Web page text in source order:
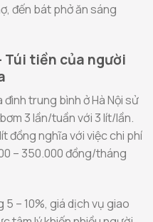
đến bát phở ăn sáng
Túi tiền của người
trung bình ở Hà Nội sử
3 lần/tuần với 3 lít/lần.
đồng nghĩa với việc chi phí
– 350.000 đồng/tháng
– 10%, giá dịch vụ giao